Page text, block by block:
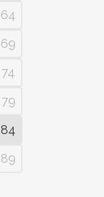
64
69
74
79
84
89